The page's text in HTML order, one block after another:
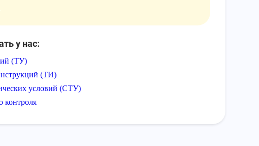
у нас:
(ТУ)
(ТИ)
условий (СТУ)
контроля